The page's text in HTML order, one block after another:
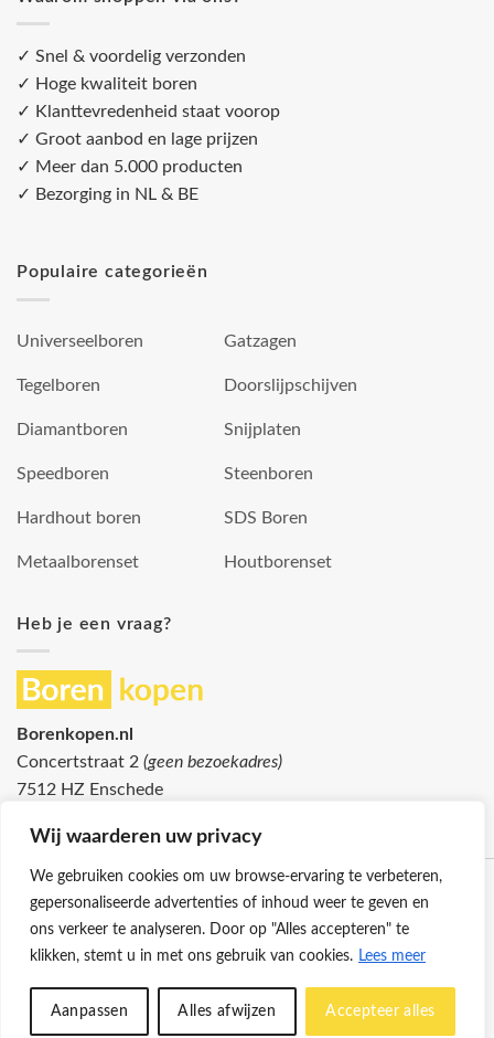
Wij waarderen uw privacy
We gebruiken cookies om uw browse-ervaring te verbeteren,
gepersonaliseerde advertenties of inhoud weer te geven en
ons verkeer te analyseren. Door op "Alles accepteren" te
klikken, stemt u in met ons gebruik van cookies. Lees meer
Aanpassen Alles afwijzen Accepteer alles
✓ Snel & voordelig verzonden
✓ Hoge kwaliteit boren
✓ Klanttevredenheid staat voorop
✓ Groot aanbod en lage prijzen
✓ Meer dan 5.000 producten
✓ Bezorging in NL & BE
Populaire categorieën
Universeelboren
Tegelboren
Diamantboren
Speedboren
Hardhout boren
Metaalborenset
Gatzagen
Doorslijpschijven
Snijplaten
Steenboren
SDS Boren
Houtborenset
Heb je een vraag?
Borenkopen.nl
Concertstraat 2 (geen bezoekadres)
7512 HZ Enschede